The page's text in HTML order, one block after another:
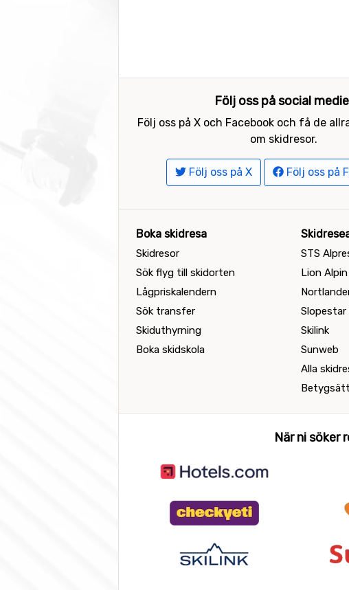
Följ oss på social
Följ oss på X och Facebook och få de
om skidresor.
Följ oss på X Följ oss på
Boka skidresa
Skidresor
Sök flyg till skidorten
Lågpriskalendern
Sök transfer
Skiduthyrning
Boka skidskola
STS
Lion Alpin
Slopestar
Skilink
Sunweb
Alla
När ni söker